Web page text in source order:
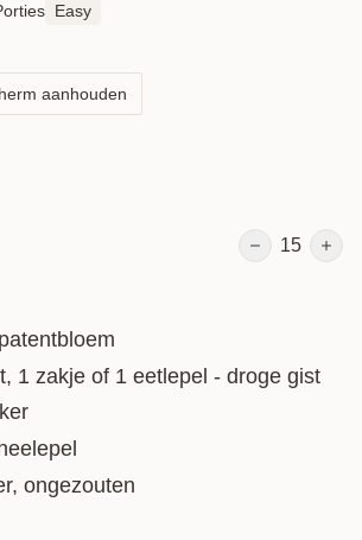
Easy
aanhouden
15
1 zakje of 1 eetlepel - droge gist
ongezouten